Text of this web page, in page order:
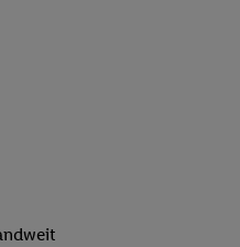
Utiq erstellt. Wir
wiedererkannt
können. Sie